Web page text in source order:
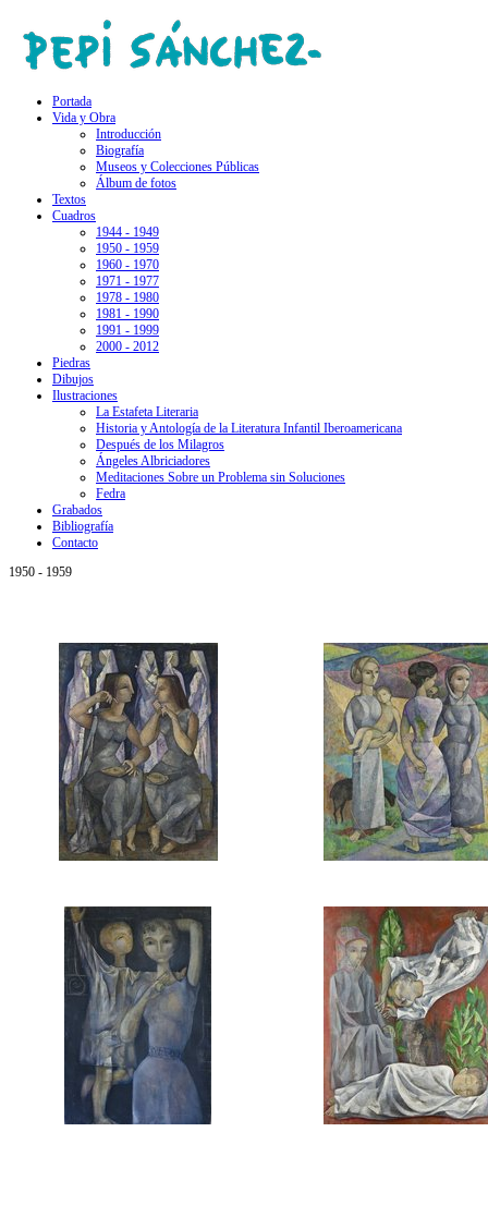
Portada
Vida y Obra
Introducción
Biografía
Museos y Colecciones Públicas
Álbum de fotos
Textos
Cuadros
1944 - 1949
1950 - 1959
1960 - 1970
1971 - 1977
1978 - 1980
1981 - 1990
1991 - 1999
2000 - 2012
Piedras
Dibujos
Ilustraciones
La Estafeta Literaria
Historia y Antología de la Literatura Infantil Iberoamericana
Después de los Milagros
Ángeles Albriciadores
Meditaciones Sobre un Problema sin Soluciones
Fedra
Grabados
Bibliografía
Contacto
1950 - 1959